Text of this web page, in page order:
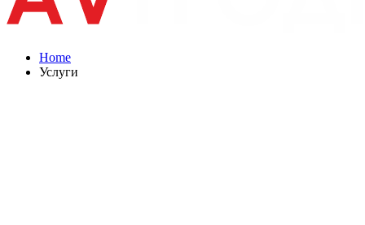
Home
Услуги